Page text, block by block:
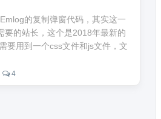
的复制弹窗代码，其实这一
要的站长，这个是2018年最新的
要用到一个css文件和js文件，文
4